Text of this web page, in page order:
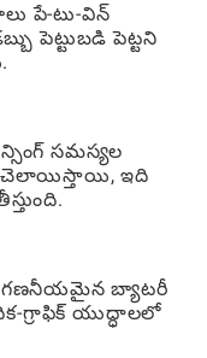
పే-టు-విన్
పెట్టుబడి పెట్టని
సమస్యల
చెలాయిస్తాయి, ఇది
గణనీయమైన బ్యాటరీ
గ్రాఫిక్ యుద్ధాలలో